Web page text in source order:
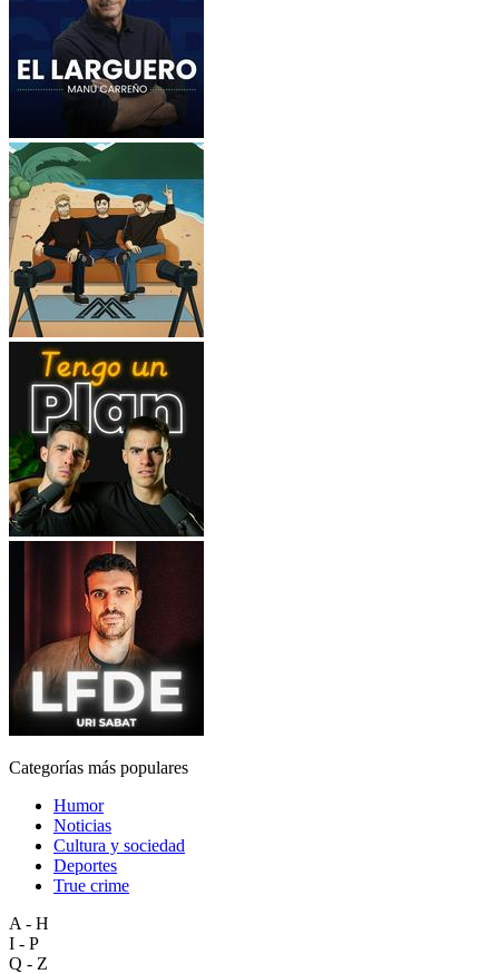
Categorías más populares
Humor
Noticias
Cultura y sociedad
Deportes
True crime
A - H
I - P
Q - Z